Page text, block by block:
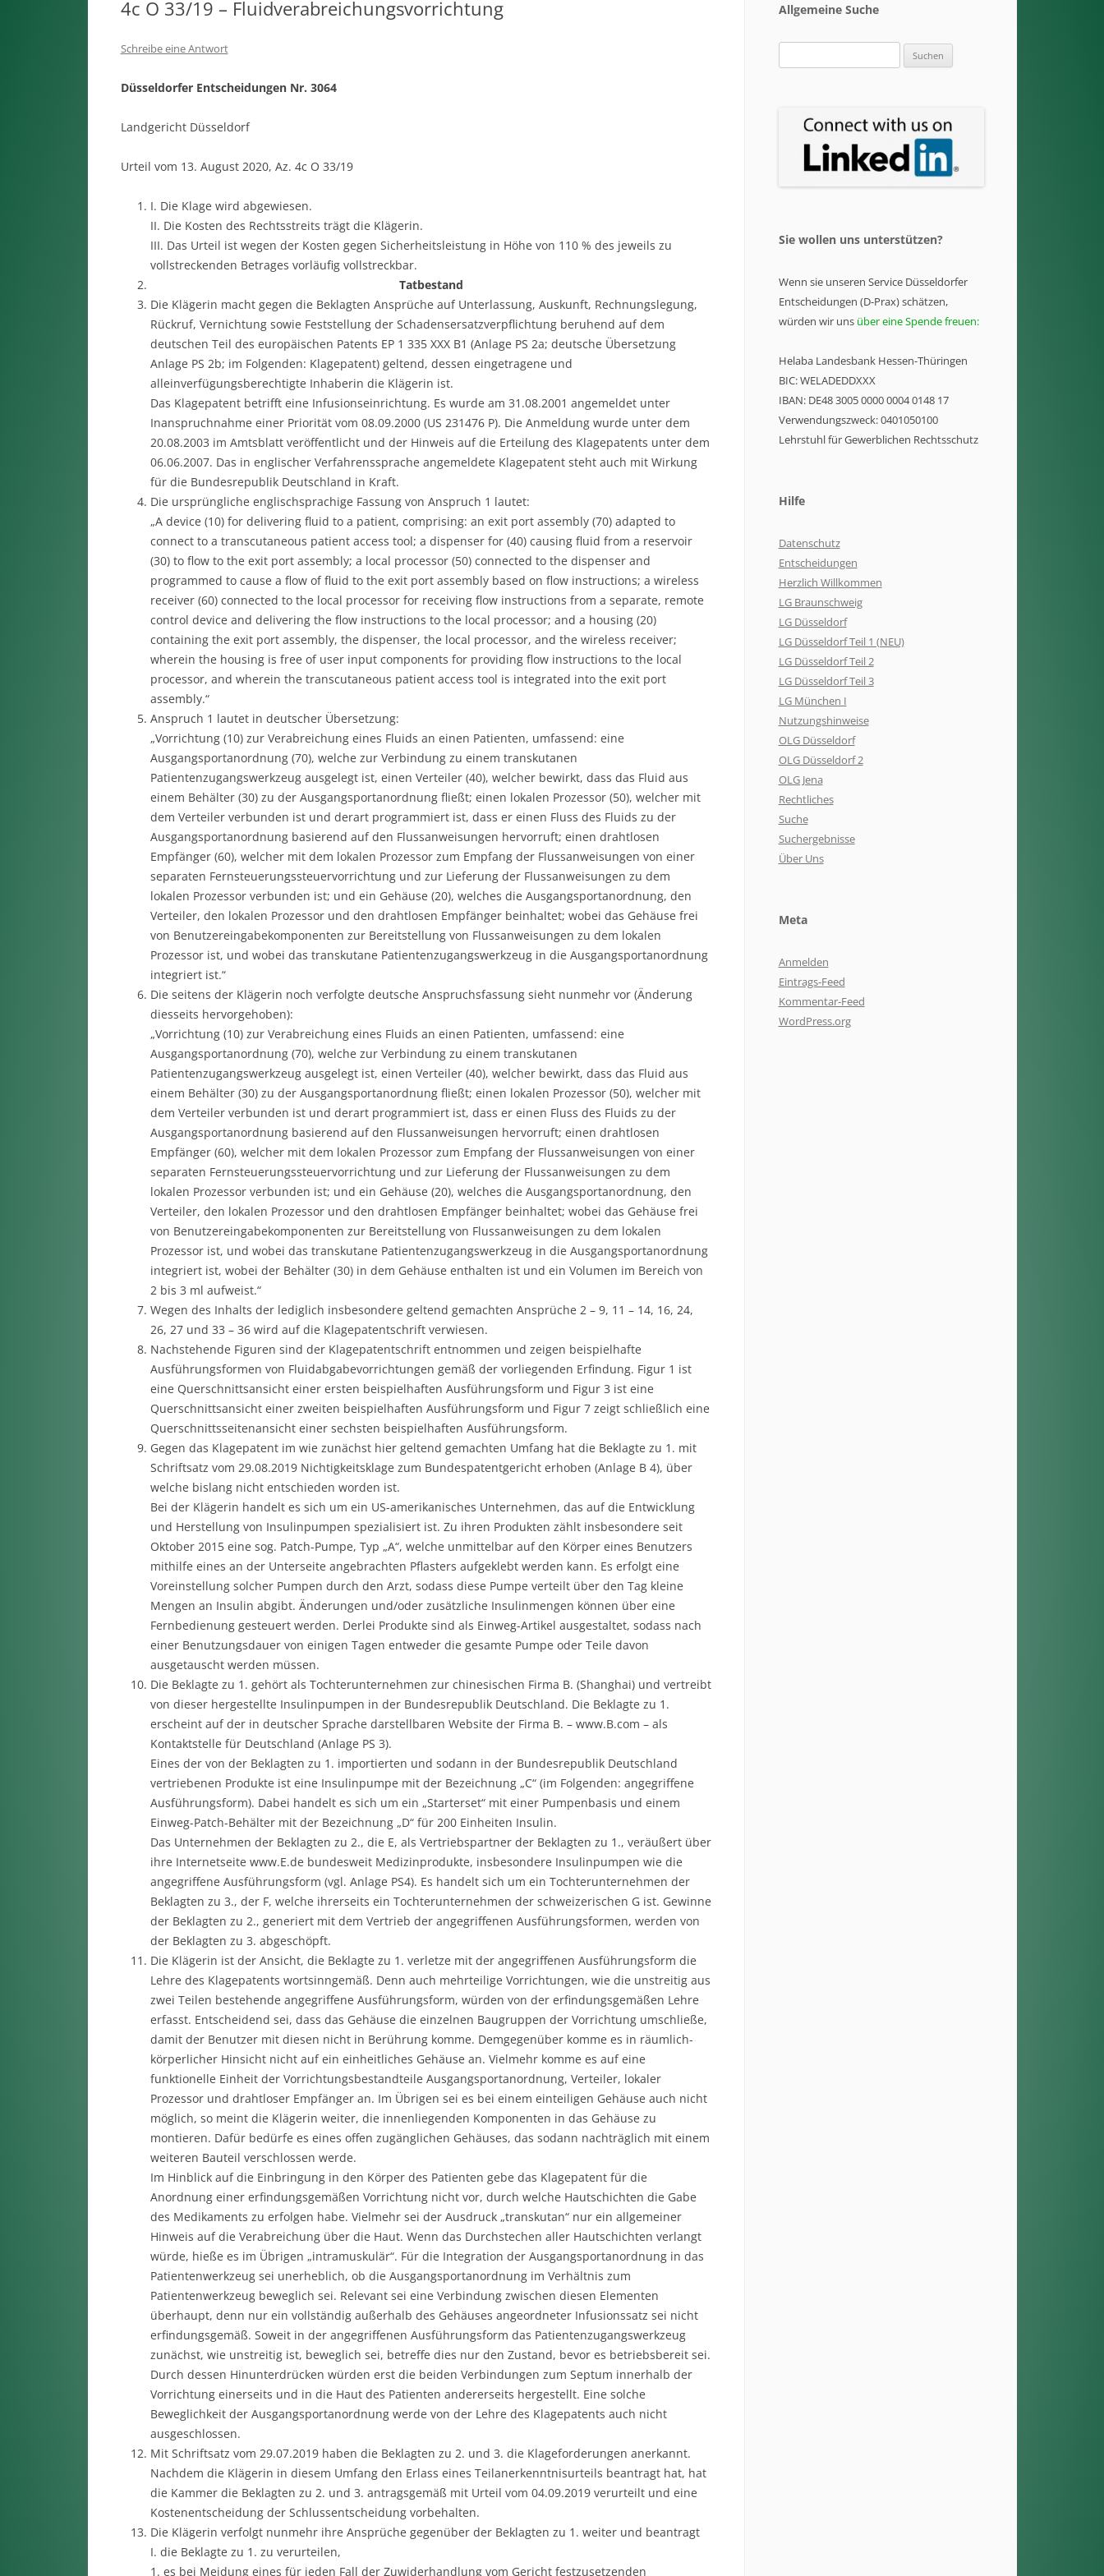
4c O 33/19 – Fluidverabreichungsvorrichtung
Schreibe eine Antwort
Düsseldorfer Entscheidungen Nr. 3064
Landgericht Düsseldorf
Urteil vom 13. August 2020, Az. 4c O 33/19
I. Die Klage wird abgewiesen.
II. Die Kosten des Rechtsstreits trägt die Klägerin.
III. Das Urteil ist wegen der Kosten gegen Sicherheitsleistung in Höhe von 110 % des jeweils zu
vollstreckenden Betrages vorläufig vollstreckbar.
Tatbestand
Die Klägerin macht gegen die Beklagten Ansprüche auf Unterlassung, Auskunft, Rechnungslegung,
Rückruf, Vernichtung sowie Feststellung der Schadensersatzverpflichtung beruhend auf dem
deutschen Teil des europäischen Patents EP 1 335 XXX B1 (Anlage PS 2a; deutsche Übersetzung
Anlage PS 2b; im Folgenden: Klagepatent) geltend, dessen eingetragene und
alleinverfügungsberechtigte Inhaberin die Klägerin ist.
Das Klagepatent betrifft eine Infusionseinrichtung. Es wurde am 31.08.2001 angemeldet unter
Inanspruchnahme einer Priorität vom 08.09.2000 (US 231476 P). Die Anmeldung wurde unter dem
20.08.2003 im Amtsblatt veröffentlicht und der Hinweis auf die Erteilung des Klagepatents unter dem
06.06.2007. Das in englischer Verfahrenssprache angemeldete Klagepatent steht auch mit Wirkung
für die Bundesrepublik Deutschland in Kraft.
Die ursprüngliche englischsprachige Fassung von Anspruch 1 lautet:
„A device (10) for delivering fluid to a patient, comprising: an exit port assembly (70) adapted to
connect to a transcutaneous patient access tool; a dispenser for (40) causing fluid from a reservoir
(30) to flow to the exit port assembly; a local processor (50) connected to the dispenser and
programmed to cause a flow of fluid to the exit port assembly based on flow instructions; a wireless
receiver (60) connected to the local processor for receiving flow instructions from a separate, remote
control device and delivering the flow instructions to the local processor; and a housing (20)
containing the exit port assembly, the dispenser, the local processor, and the wireless receiver;
wherein the housing is free of user input components for providing flow instructions to the local
processor, and wherein the transcutaneous patient access tool is integrated into the exit port
assembly.“
Anspruch 1 lautet in deutscher Übersetzung:
„Vorrichtung (10) zur Verabreichung eines Fluids an einen Patienten, umfassend: eine
Ausgangsportanordnung (70), welche zur Verbindung zu einem transkutanen
Patientenzugangswerkzeug ausgelegt ist, einen Verteiler (40), welcher bewirkt, dass das Fluid aus
einem Behälter (30) zu der Ausgangsportanordnung fließt; einen lokalen Prozessor (50), welcher mit
dem Verteiler verbunden ist und derart programmiert ist, dass er einen Fluss des Fluids zu der
Ausgangsportanordnung basierend auf den Flussanweisungen hervorruft; einen drahtlosen
Empfänger (60), welcher mit dem lokalen Prozessor zum Empfang der Flussanweisungen von einer
separaten Fernsteuerungssteuervorrichtung und zur Lieferung der Flussanweisungen zu dem
lokalen Prozessor verbunden ist; und ein Gehäuse (20), welches die Ausgangsportanordnung, den
Verteiler, den lokalen Prozessor und den drahtlosen Empfänger beinhaltet; wobei das Gehäuse frei
von Benutzereingabekomponenten zur Bereitstellung von Flussanweisungen zu dem lokalen
Prozessor ist, und wobei das transkutane Patientenzugangswerkzeug in die Ausgangsportanordnung
integriert ist.“
Die seitens der Klägerin noch verfolgte deutsche Anspruchsfassung sieht nunmehr vor (Änderung
diesseits hervorgehoben):
„Vorrichtung (10) zur Verabreichung eines Fluids an einen Patienten, umfassend: eine
Ausgangsportanordnung (70), welche zur Verbindung zu einem transkutanen
Patientenzugangswerkzeug ausgelegt ist, einen Verteiler (40), welcher bewirkt, dass das Fluid aus
einem Behälter (30) zu der Ausgangsportanordnung fließt; einen lokalen Prozessor (50), welcher mit
dem Verteiler verbunden ist und derart programmiert ist, dass er einen Fluss des Fluids zu der
Ausgangsportanordnung basierend auf den Flussanweisungen hervorruft; einen drahtlosen
Empfänger (60), welcher mit dem lokalen Prozessor zum Empfang der Flussanweisungen von einer
separaten Fernsteuerungssteuervorrichtung und zur Lieferung der Flussanweisungen zu dem
lokalen Prozessor verbunden ist; und ein Gehäuse (20), welches die Ausgangsportanordnung, den
Verteiler, den lokalen Prozessor und den drahtlosen Empfänger beinhaltet; wobei das Gehäuse frei
von Benutzereingabekomponenten zur Bereitstellung von Flussanweisungen zu dem lokalen
Prozessor ist, und wobei das transkutane Patientenzugangswerkzeug in die Ausgangsportanordnung
integriert ist, wobei der Behälter (30) in dem Gehäuse enthalten ist und ein Volumen im Bereich von
2 bis 3 ml aufweist.“
Wegen des Inhalts der lediglich insbesondere geltend gemachten Ansprüche 2 – 9, 11 – 14, 16, 24,
26, 27 und 33 – 36 wird auf die Klagepatentschrift verwiesen.
Nachstehende Figuren sind der Klagepatentschrift entnommen und zeigen beispielhafte
Ausführungsformen von Fluidabgabevorrichtungen gemäß der vorliegenden Erfindung. Figur 1 ist
eine Querschnittsansicht einer ersten beispielhaften Ausführungsform und Figur 3 ist eine
Querschnittsansicht einer zweiten beispielhaften Ausführungsform und Figur 7 zeigt schließlich eine
Querschnittsseitenansicht einer sechsten beispielhaften Ausführungsform.
Gegen das Klagepatent im wie zunächst hier geltend gemachten Umfang hat die Beklagte zu 1. mit
Schriftsatz vom 29.08.2019 Nichtigkeitsklage zum Bundespatentgericht erhoben (Anlage B 4), über
welche bislang nicht entschieden worden ist.
Bei der Klägerin handelt es sich um ein US-amerikanisches Unternehmen, das auf die Entwicklung
und Herstellung von Insulinpumpen spezialisiert ist. Zu ihren Produkten zählt insbesondere seit
Oktober 2015 eine sog. Patch-Pumpe, Typ „A“, welche unmittelbar auf den Körper eines Benutzers
mithilfe eines an der Unterseite angebrachten Pflasters aufgeklebt werden kann. Es erfolgt eine
Voreinstellung solcher Pumpen durch den Arzt, sodass diese Pumpe verteilt über den Tag kleine
Mengen an Insulin abgibt. Änderungen und/oder zusätzliche Insulinmengen können über eine
Fernbedienung gesteuert werden. Derlei Produkte sind als Einweg-Artikel ausgestaltet, sodass nach
einer Benutzungsdauer von einigen Tagen entweder die gesamte Pumpe oder Teile davon
ausgetauscht werden müssen.
Die Beklagte zu 1. gehört als Tochterunternehmen zur chinesischen Firma B. (Shanghai) und vertreibt
von dieser hergestellte Insulinpumpen in der Bundesrepublik Deutschland. Die Beklagte zu 1.
erscheint auf der in deutscher Sprache darstellbaren Website der Firma B. – www.B.com – als
Kontaktstelle für Deutschland (Anlage PS 3).
Eines der von der Beklagten zu 1. importierten und sodann in der Bundesrepublik Deutschland
vertriebenen Produkte ist eine Insulinpumpe mit der Bezeichnung „C“ (im Folgenden: angegriffene
Ausführungsform). Dabei handelt es sich um ein „Starterset“ mit einer Pumpenbasis und einem
Einweg-Patch-Behälter mit der Bezeichnung „D“ für 200 Einheiten Insulin.
Das Unternehmen der Beklagten zu 2., die E, als Vertriebspartner der Beklagten zu 1., veräußert über
ihre Internetseite www.E.de bundesweit Medizinprodukte, insbesondere Insulinpumpen wie die
angegriffene Ausführungsform (vgl. Anlage PS4). Es handelt sich um ein Tochterunternehmen der
Beklagten zu 3., der F, welche ihrerseits ein Tochterunternehmen der schweizerischen G ist. Gewinne
der Beklagten zu 2., generiert mit dem Vertrieb der angegriffenen Ausführungsformen, werden von
der Beklagten zu 3. abgeschöpft.
Die Klägerin ist der Ansicht, die Beklagte zu 1. verletze mit der angegriffenen Ausführungsform die
Lehre des Klagepatents wortsinngemäß. Denn auch mehrteilige Vorrichtungen, wie die unstreitig aus
zwei Teilen bestehende angegriffene Ausführungsform, würden von der erfindungsgemäßen Lehre
erfasst. Entscheidend sei, dass das Gehäuse die einzelnen Baugruppen der Vorrichtung umschließe,
damit der Benutzer mit diesen nicht in Berührung komme. Demgegenüber komme es in räumlich-
körperlicher Hinsicht nicht auf ein einheitliches Gehäuse an. Vielmehr komme es auf eine
funktionelle Einheit der Vorrichtungsbestandteile Ausgangsportanordnung, Verteiler, lokaler
Prozessor und drahtloser Empfänger an. Im Übrigen sei es bei einem einteiligen Gehäuse auch nicht
möglich, so meint die Klägerin weiter, die innenliegenden Komponenten in das Gehäuse zu
montieren. Dafür bedürfe es eines offen zugänglichen Gehäuses, das sodann nachträglich mit einem
weiteren Bauteil verschlossen werde.
Im Hinblick auf die Einbringung in den Körper des Patienten gebe das Klagepatent für die
Anordnung einer erfindungsgemäßen Vorrichtung nicht vor, durch welche Hautschichten die Gabe
des Medikaments zu erfolgen habe. Vielmehr sei der Ausdruck „transkutan“ nur ein allgemeiner
Hinweis auf die Verabreichung über die Haut. Wenn das Durchstechen aller Hautschichten verlangt
würde, hieße es im Übrigen „intramuskulär“. Für die Integration der Ausgangsportanordnung in das
Patientenwerkzeug sei unerheblich, ob die Ausgangsportanordnung im Verhältnis zum
Patientenwerkzeug beweglich sei. Relevant sei eine Verbindung zwischen diesen Elementen
überhaupt, denn nur ein vollständig außerhalb des Gehäuses angeordneter Infusionssatz sei nicht
erfindungsgemäß. Soweit in der angegriffenen Ausführungsform das Patientenzugangswerkzeug
zunächst, wie unstreitig ist, beweglich sei, betreffe dies nur den Zustand, bevor es betriebsbereit sei.
Durch dessen Hinunterdrücken würden erst die beiden Verbindungen zum Septum innerhalb der
Vorrichtung einerseits und in die Haut des Patienten andererseits hergestellt. Eine solche
Beweglichkeit der Ausgangsportanordnung werde von der Lehre des Klagepatents auch nicht
ausgeschlossen.
Mit Schriftsatz vom 29.07.2019 haben die Beklagten zu 2. und 3. die Klageforderungen anerkannt.
Nachdem die Klägerin in diesem Umfang den Erlass eines Teilanerkenntnisurteils beantragt hat, hat
die Kammer die Beklagten zu 2. und 3. antragsgemäß mit Urteil vom 04.09.2019 verurteilt und eine
Kostenentscheidung der Schlussentscheidung vorbehalten.
Die Klägerin verfolgt nunmehr ihre Ansprüche gegenüber der Beklagten zu 1. weiter und beantragt
I. die Beklagte zu 1. zu verurteilen,
1. es bei Meidung eines für jeden Fall der Zuwiderhandlung vom Gericht festzusetzenden
Allgemeine Suche
nach:
Sie wollen uns unterstützen?
Wenn sie unseren Service Düsseldorfer
Entscheidungen (D-Prax) schätzen,
würden wir uns über eine Spende freuen:
Helaba Landesbank Hessen-Thüringen
BIC: WELADEDDXXX
IBAN: DE48 3005 0000 0004 0148 17
Verwendungszweck: 0401050100
Lehrstuhl für Gewerblichen Rechtsschutz
Hilfe
Datenschutz
Entscheidungen
Herzlich Willkommen
LG Braunschweig
LG Düsseldorf
LG Düsseldorf Teil 1 (NEU)
LG Düsseldorf Teil 2
LG Düsseldorf Teil 3
LG München I
Nutzungshinweise
OLG Düsseldorf
OLG Düsseldorf 2
OLG Jena
Rechtliches
Suche
Suchergebnisse
Über Uns
Meta
Anmelden
Eintrags-Feed
Kommentar-Feed
WordPress.org